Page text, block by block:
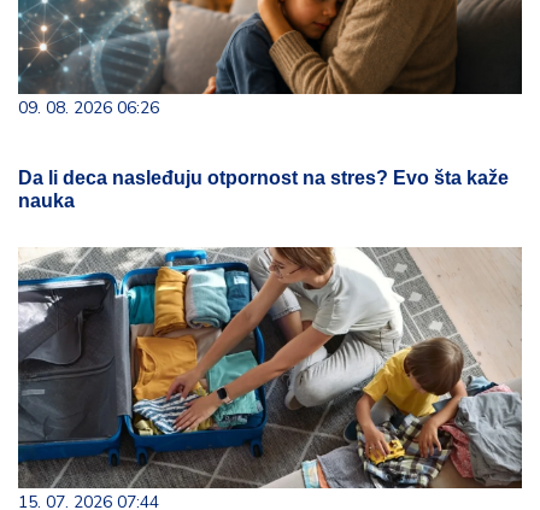
09. 08. 2026 06:26
Da li deca nasleđuju otpornost na stres? Evo šta kaže
nauka
15. 07. 2026 07:44